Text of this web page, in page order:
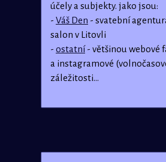
účely a subjekty. jako jsou:
- Váš Den - svatební
salon v Litovli
- ostatní- většinou webové
a instagramové
záležitosti...